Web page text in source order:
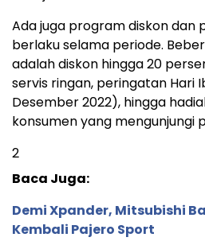
Ada juga program diskon dan
berlaku selama periode.
adalah diskon hingga 20
servis ringan, peringatan Hari
Desember 2022), hingga
konsumen yang mengunjungi
2
Baca Juga:
Demi Xpander, Mitsubishi
Kembali Pajero Sport